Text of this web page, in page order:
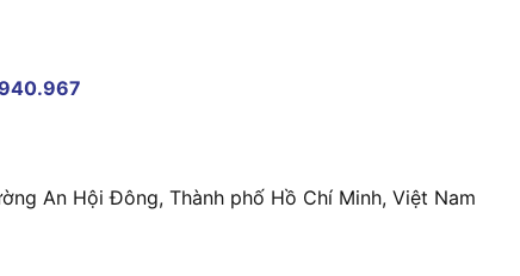
An Hội Đông, Thành phố Hồ Chí Minh, Việt Nam